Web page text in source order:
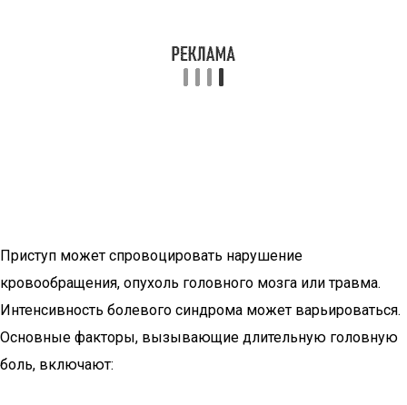
Приступ может спровоцировать нарушение
кровообращения, опухоль головного мозга или травма.
Интенсивность болевого синдрома может варьироваться.
Основные факторы, вызывающие длительную головную
боль, включают: